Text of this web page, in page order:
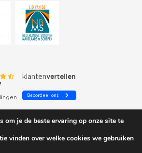
om je de beste ervaring op onze site te
vinden over welke cookies we gebruiken